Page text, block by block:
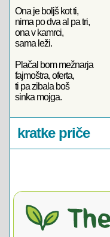
Ona je boljš kot ti,
nima po dva al pa tri,
ona v kamrci,
sama leži.
Plačal bom mežnarja
fajmoštra, oferta,
ti pa zibala boš
sinka mojga.
kratke priče